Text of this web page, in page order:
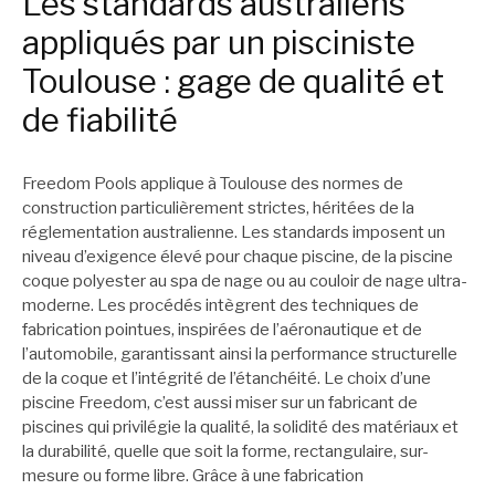
appliqués par un pisciniste
Toulouse : gage de qualité et
de fiabilité
Freedom Pools applique à Toulouse des normes de
construction particulièrement strictes, héritées de la
réglementation australienne. Les standards imposent un
niveau d’exigence élevé pour chaque piscine, de la piscine
coque polyester au spa de nage ou au couloir de nage ultra-
moderne. Les procédés intègrent des techniques de
fabrication pointues, inspirées de l’aéronautique et de
l’automobile, garantissant ainsi la performance structurelle
de la coque et l’intégrité de l’étanchéité. Le choix d’une
piscine Freedom, c’est aussi miser sur un fabricant de
piscines qui privilégie la qualité, la solidité des matériaux et
la durabilité, quelle que soit la forme, rectangulaire, sur-
mesure ou forme libre. Grâce à une fabrication